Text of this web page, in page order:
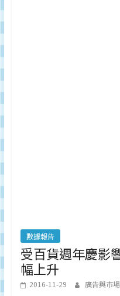
數據報告
受百貨週年慶影
幅上升
2016-11-29 廣告與市